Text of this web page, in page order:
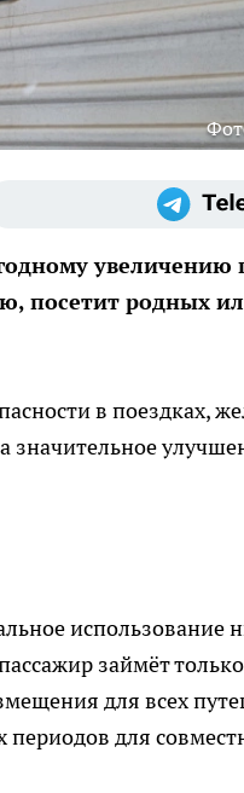
увеличению
посетит родных
в поездках,
использование
займёт
для всех
для